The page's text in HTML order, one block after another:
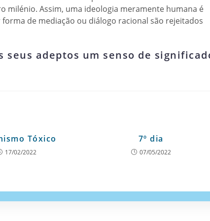
Assim, uma ideologia meramente humana é
de mediação ou diálogo racional são rejeitados
seus adeptos um senso de
Tóxico
17/02/2022
7º dia
07/05/2022